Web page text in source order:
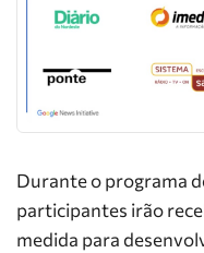
Durante o programa
participantes irão
medida para